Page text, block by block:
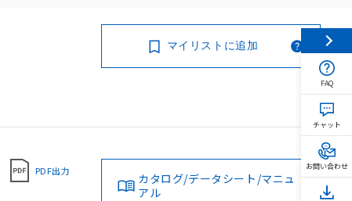
マイリストに追加
PDF出力
カタログ/データシート/マニュ
アル
FAQ
チャット
お問い合わせ